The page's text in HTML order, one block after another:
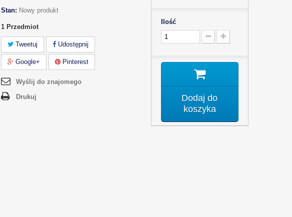
Stan: Nowy produkt
1 Przedmiot
Tweetuj Udostępnij
Google+ Pinterest
Wyślij do znajomego
Drukuj
Ilość
Dodaj do
koszyka